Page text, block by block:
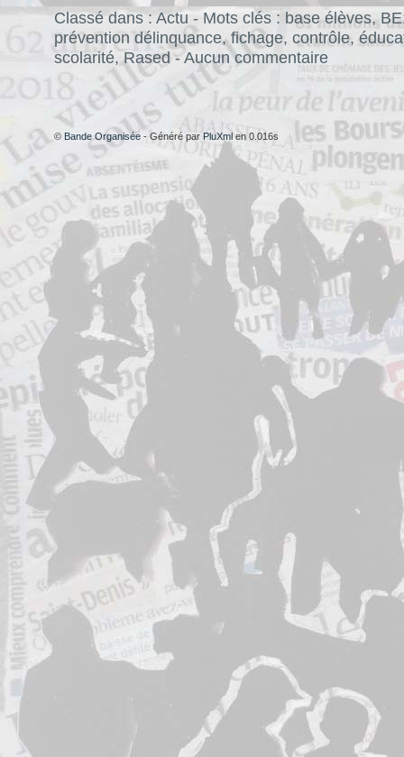
Classé dans : Actu - Mots clés : base élèves,
prévention délinquance,fichage, contrôle,
scolarité,Rased-Aucun commentaire
© Bande Organisée - Généré par PluXmlen 0.016s